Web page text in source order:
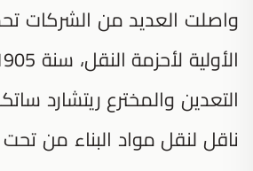
واصلت العديد من الشركات
التعدين والمخترع ريتشارد
ناقل لنقل مواد البناء من